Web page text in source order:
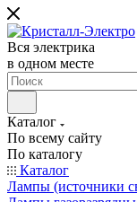
Вся электрика
в одном месте
Каталог
По всему сайту
По каталогу
Каталог
Лампы (источники